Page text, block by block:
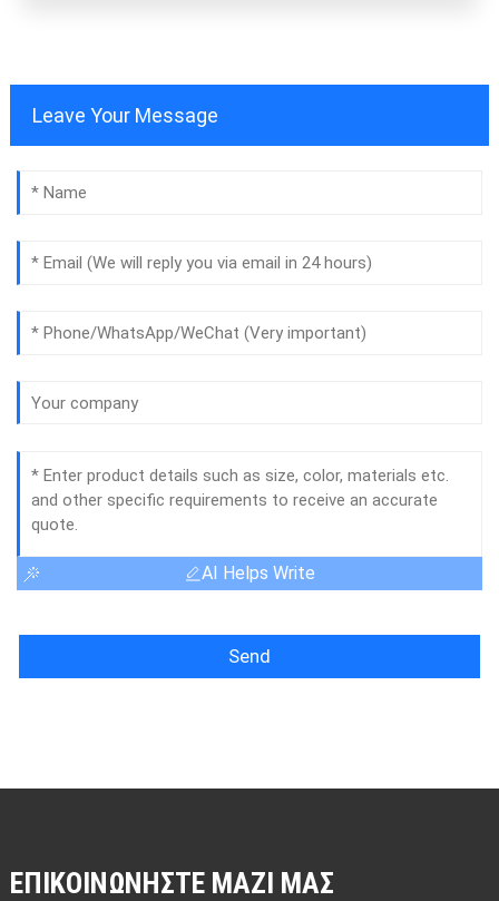
Leave Your Message
AI Helps Write
Send
ΕΠΙΚΟΙΝΩΝΉΣΤΕ ΜΑΖΊ ΜΑΣ